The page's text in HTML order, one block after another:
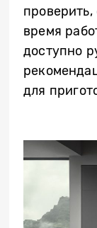
проверить,
время
доступно
для